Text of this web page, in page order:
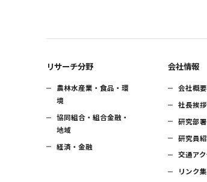
リサーチ分野
農林水産業・食品・環
境
協同組合・組合金融・
地域
経済・金融
会社情報
会社概
社長挨拶
研究部
研究員
交通ア
リンク集